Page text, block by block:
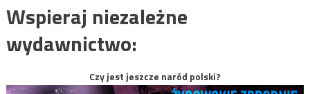
Wspieraj niezależne
wydawnictwo:
Czy jest jeszcze naród polski?